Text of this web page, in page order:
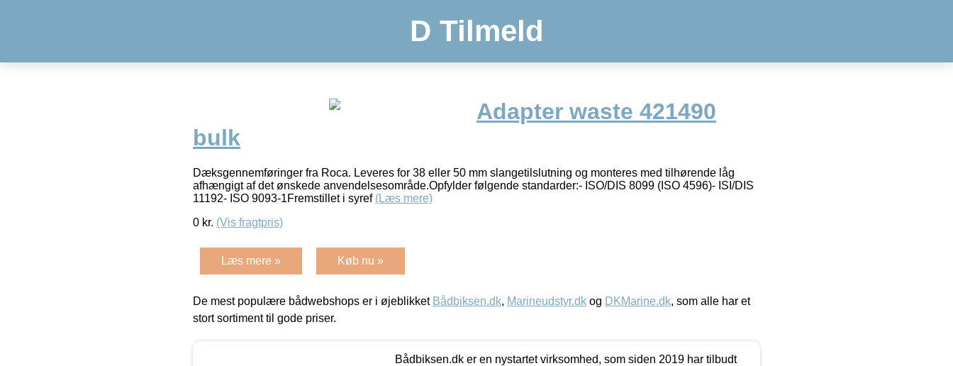
D Tilmeld
Adapter waste 421490
bulk
Dæksgennemføringer fra Roca. Leveres for 38 eller 50 mm slangetilslutning og monteres med tilhørende låg
afhængigt af det ønskede anvendelsesområde.Opfylder følgende standarder:- ISO/DIS 8099 (ISO 4596)- ISI/DIS
11192- ISO 9093-1Fremstillet i syref (Læs mere)
0 kr. (Vis fragtpris)
Læs mere » Køb nu »
De mest populære bådwebshops er i øjeblikket Bådbiksen.dk, Marineudstyr.dk og DKMarine.dk, som alle har et
stort sortiment til gode priser.
Bådbiksen.dk er en nystartet virksomhed, som siden 2019 har tilbudt